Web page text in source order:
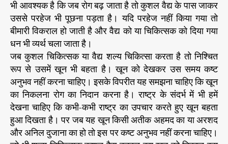
भी आवश्यक है कि जब रोग बढ़ जाता है तो कुशल वैद्य के पास जाकर
उससे परहेज भी पूछना पड़ता है। यदि परहेज नहीं किया गया तो
बीमारी विकराल हो जाती है और वैद्य को या चिकित्सक को दिया गया
धन भी व्यर्थ चला जाता है।
जब कुशल चिकित्सक या वैद्य शल्य चिकित्सा करता है तो निश्चित
रूप से उसमें खून भी बहता है। खून को देखकर उस समय कष्ट
अनुभव नहीं करना चाहिए। इसके विपरीत यह समझना चाहिए कि खून
का निकलना रोग का निदान करना है। राष्ट्र के संदर्भ में भी हमें
देखना चाहिए कि कभी-कभी राष्ट्र का उपचार करते हुए खून बहता
हुआ दिखता है। पर जब यह खून किसी अतीक अहमद का या अरशद
और अनिल दुजाना का हो तो इस पर कष्ट अनुभव नहीं करना चाहिए।